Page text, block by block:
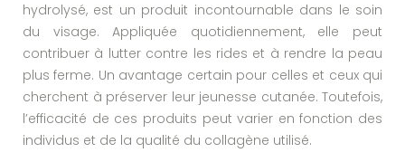
hydrolysé, est un produit incontournable dans le soin
du visage. Appliquée quotidiennement, elle peut
contribuer à lutter contre les rides et à rendre la peau
plus ferme. Un avantage certain pour celles et ceux qui
cherchent à préserver leur jeunesse cutanée. Toutefois,
l’efficacité de ces produits peut varier en fonction des
individus et de la qualité du collagène utilisé.